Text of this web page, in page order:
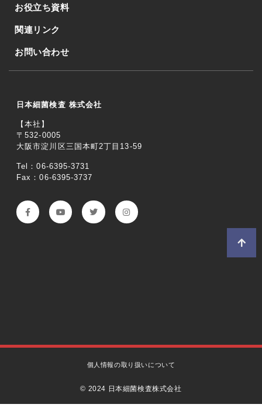
お役立ち資料
関連リンク
お問い合わせ
日本細菌検査 株式会社
【本社】
〒532-0005
大阪市淀川区三国本町2丁目13-59
Tel：06-6395-3731
Fax：06-6395-3737
© 2024 日本細菌検査株式会社
個人情報の取り扱いについて